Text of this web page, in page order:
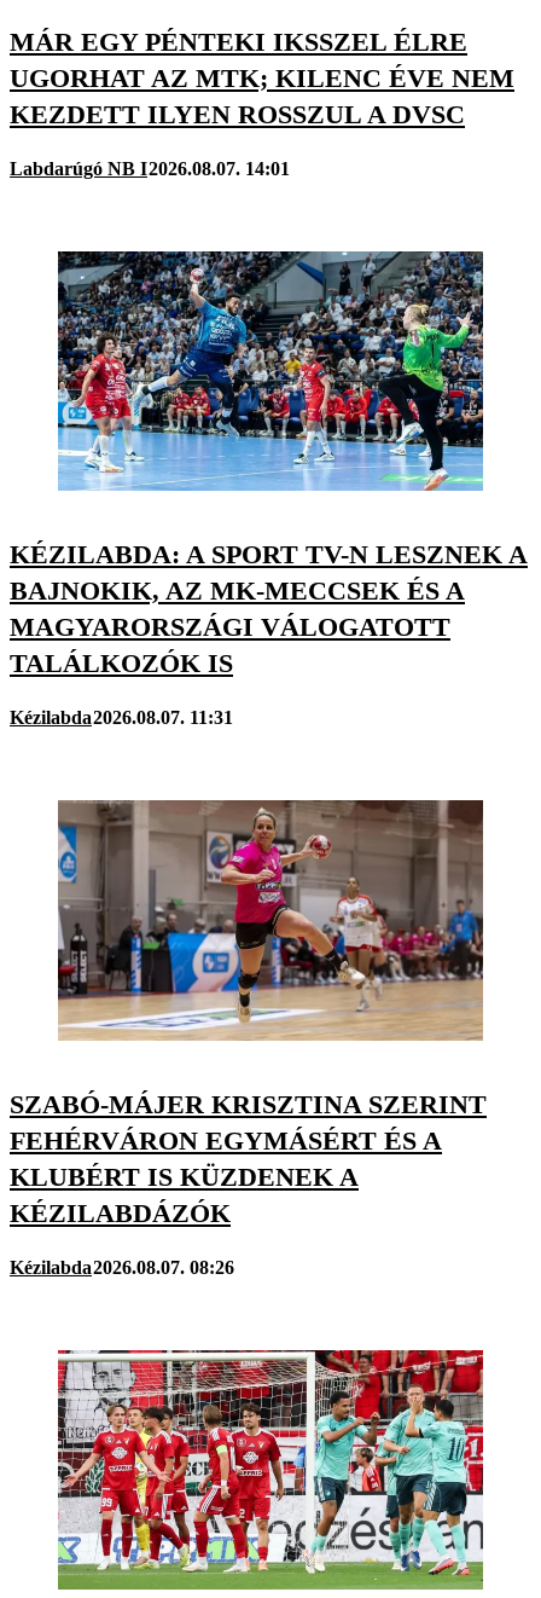
MÁR EGY PÉNTEKI IKSSZEL ÉLRE
UGORHAT AZ MTK; KILENC ÉVE NEM
KEZDETT ILYEN ROSSZUL A DVSC
Labdarúgó NB I2026.08.07. 14:01
KÉZILABDA: A SPORT TV-N LESZNEK A
BAJNOKIK, AZ MK-MECCSEK ÉS A
MAGYARORSZÁGI VÁLOGATOTT
TALÁLKOZÓK IS
Kézilabda2026.08.07. 11:31
SZABÓ-MÁJER KRISZTINA SZERINT
FEHÉRVÁRON EGYMÁSÉRT ÉS A
KLUBÉRT IS KÜZDENEK A
KÉZILABDÁZÓK
Kézilabda2026.08.07. 08:26